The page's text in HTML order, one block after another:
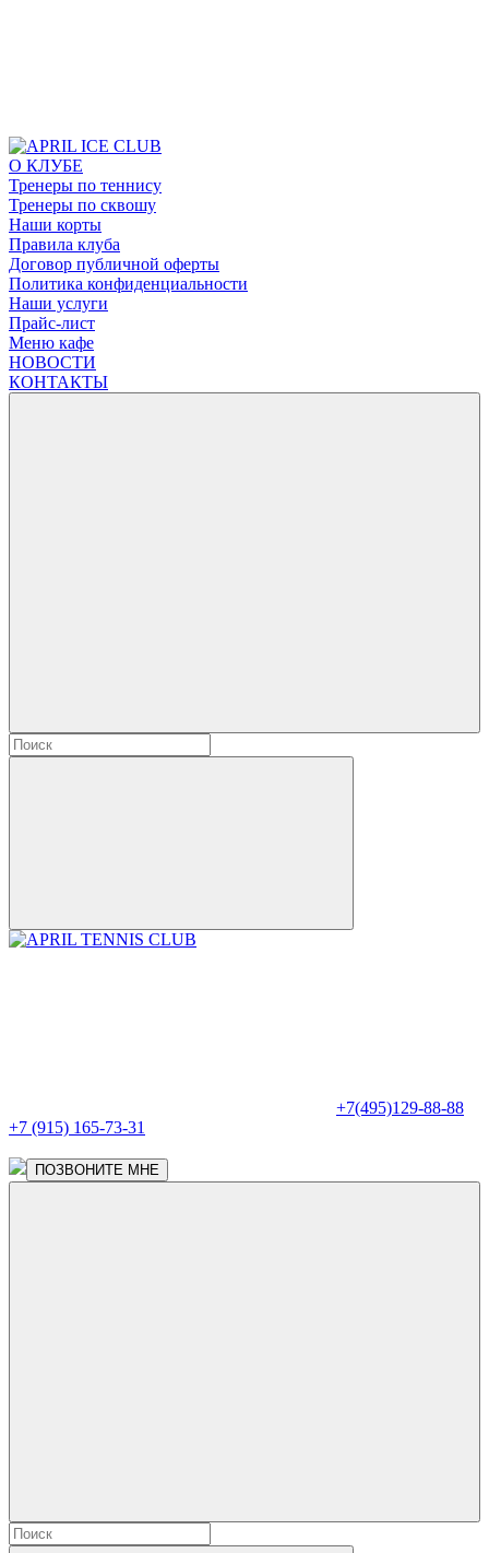
О КЛУБЕ
Тренеры по теннису
Тренеры по сквошу
Наши корты
Правила клуба
Договор публичной оферты
Политика конфиденциальности
Наши услуги
Прайс-лист
Меню кафе
НОВОСТИ
КОНТАКТЫ
+7(495)129-88-88
+7 (915) 165-73-31
ПОЗВОНИТЕ МНЕ